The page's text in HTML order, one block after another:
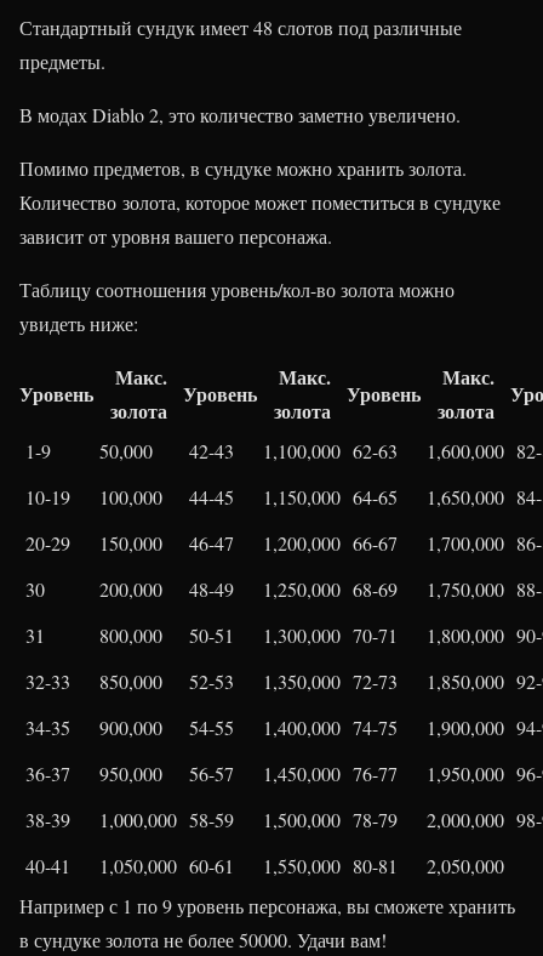
Стандартный сундук имеет 48 слотов под различные
предметы.
В модах Diablo 2, это количество заметно увеличено.
Помимо предметов, в сундуке можно хранить золота.
Количество золота, которое может поместиться в сундуке
зависит от уровня вашего персонажа.
Таблицу соотношения уровень/кол-во золота можно
увидеть ниже:
Уровень
Макс.
золота
Уровень
Макс.
золота
Уровень
Макс.
золота
1-9 50,000 42-43 1,100,000 62-63 1,600,000
10-19
100,000 44-45 1,150,000 64-65 1,650,000
20-29
150,000 46-47 1,200,000 66-67 1,700,000
30
200,000 48-49 1,250,000 68-69 1,750,000
31
800,000 50-51 1,300,000 70-71 1,800,000
32-33
850,000 52-53 1,350,000 72-73 1,850,000
34-35
900,000 54-55 1,400,000 74-75 1,900,000
36-37
950,000 56-57 1,450,000 76-77 1,950,000
38-39
1,000,000 58-59 1,500,000 78-79 2,000,000
40-41
1,050,000 60-61 1,550,000 80-81
2,050,000
Например с 1 по 9 уровень персонажа, вы сможете хранить
в сундуке золота не более 50000. Удачи вам!